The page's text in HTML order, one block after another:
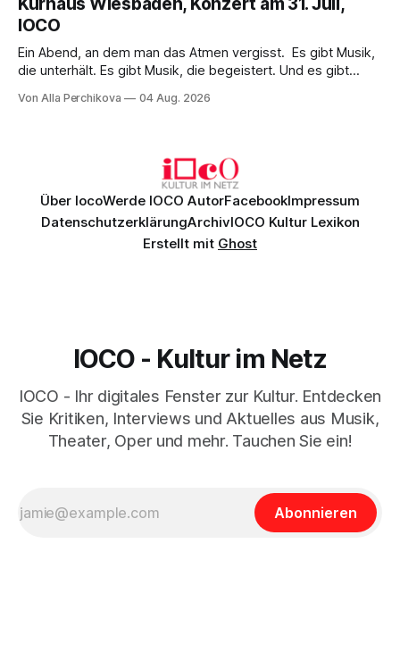
überzeugenden Gesamtleistung.
IOCO
Ein Abend, an dem man das Atmen vergisst. Es gibt Musik,
die unterhält. Es gibt Musik, die begeistert. Und es gibt
Genau so war der Abend im Kurhaus Wiesbaden, an dem
Von Alla Perchikova 04 Aug. 2026
Über IocoWerde IOCO AutorFacebookImpressum
DatenschutzerklärungArchivIOCO Kultur Lexikon
Erstellt mit Ghost
IOCO - Kultur im Netz
IOCO - Ihr digitales Fenster zur Kultur. Entdecken
Sie Kritiken, Interviews und Aktuelles aus Musik,
Theater, Oper und mehr. Tauchen Sie ein!
Abonnieren